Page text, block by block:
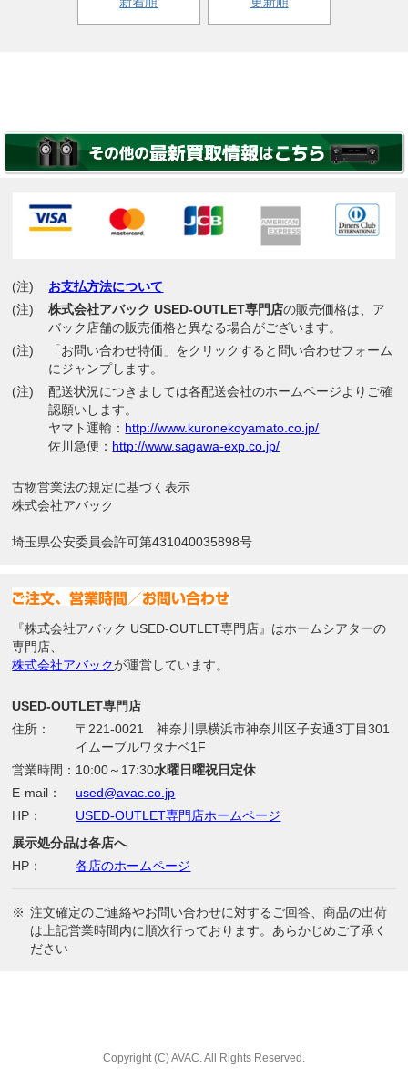
(注)
お支払方法について
(注)
株式会社アバック USED-OUTLET専門店の販売価格は、ア
バック店舗の販売価格と異なる場合がございます。
(注)
「お問い合わせ特価」をクリックすると問い合わせフォーム
にジャンプします。
(注)
配送状況につきましては各配送会社のホームページよりご確
認願いします。
ヤマト運輸： http://www.kuronekoyamato.co.jp/
佐川急便： http://www.sagawa-exp.co.jp/
古物営業法の規定に基づく表示
株式会社アバック
埼玉県公安委員会許可第431040035898号
『株式会社アバック USED-OUTLET専門店』はホームシアターの
専門店、
株式会社アバックが運営しています。
USED-OUTLET専門店
住所：
〒221-0021 神奈川県横浜市神奈川区子安通3丁目301
イムーブルワタナベ1F
営業時間： 10:00～17:30水曜日曜祝日定休
E-mail：
used@avac.co.jp
HP：
USED-OUTLET専門店ホームページ
展示処分品は各店へ
HP：
各店のホームページ
※ 注文確定のご連絡やお問い合わせに対するご回答、商品の出荷
は上記営業時間内に順次行っております。あらかじめご了承く
ださい
Copyright (C) AVAC. All Rights Reserved.